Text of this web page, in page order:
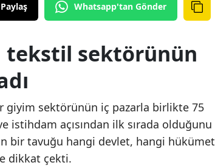
Whatsapp'tan Gönder
tekstil sektörünün
giyim sektörünün iç pazarla birlikte 75
istihdam açısından ilk sırada olduğunu
bir tavuğu hangi devlet, hangi hükümet
dikkat çekti.